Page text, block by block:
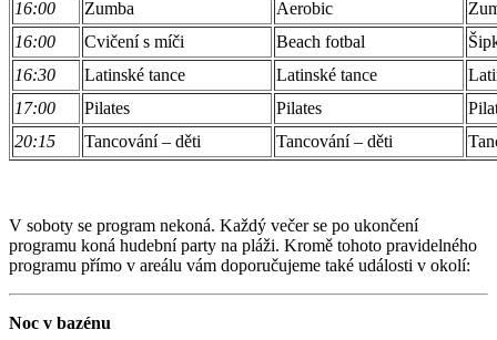
16:00
Zumba Aerobic
16:00
Cvičení s míči Beach fotbal
16:30
Latinské tance Latinské tance
17:00
Pilates Pilates
20:15
Tancování – děti Tancování – děti
V soboty se program nekoná. Každý večer se po ukončení
programu koná hudební party na pláži. Kromě tohoto pravidelného
programu přímo v areálu vám doporučujeme také události v okolí:
Noc v bazénu